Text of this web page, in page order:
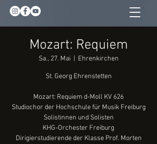
Mozart: Requiem
Sa., 27. Mai Ehrenkirchen
St. Georg Ehrenstetten
Mozart: Requiem d-Moll KV 626
Studiochor der Hochschule für Musik Freiburg
Solistinnen und Solisten
KHG-Orchester Freiburg
Dirigierstudierende der Klasse Prof. Morten